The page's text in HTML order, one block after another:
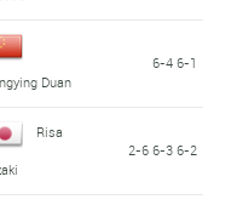
Duan
6-4 6-1
Risa
2-6 6-3 6-2